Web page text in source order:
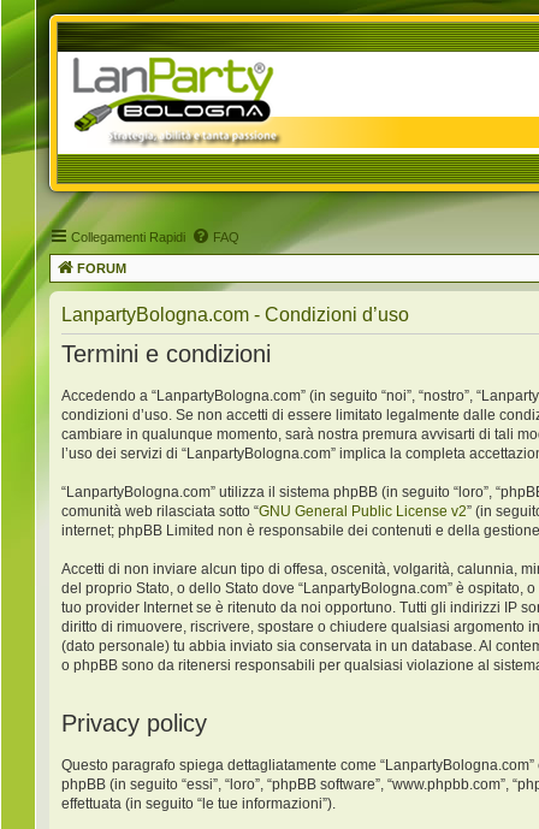
Collegamenti Rapidi FAQ
FORUM
LanpartyBologna.com - Condizioni d’uso
Termini e condizioni
Accedendo a “LanpartyBologna.com” (in seguito “noi”, “nostro”,
condizioni d’uso. Se non accetti di essere limitato legalmente dalle
cambiare in qualunque momento, sarà nostra premura avvisarti di tali
l’uso dei servizi di “LanpartyBologna.com” implica la completa
“LanpartyBologna.com” utilizza il sistema phpBB (in seguito “loro”,
comunità web rilasciata sotto “GNU General Public License v2” (in
internet; phpBB Limited non è responsabile dei contenuti e della
Accetti di non inviare alcun tipo di offesa, oscenità, volgarità, calunnia,
del proprio Stato, o dello Stato dove “LanpartyBologna.com” è
tuo provider Internet se è ritenuto da noi opportuno. Tutti gli indirizzi IP
diritto di rimuovere, riscrivere, spostare o chiudere qualsiasi argomento
(dato personale) tu abbia inviato sia conservata in un database. Al
o phpBB sono da ritenersi responsabili per qualsiasi violazione al
Privacy policy
Questo paragrafo spiega dettagliatamente come
phpBB (in seguito “essi”, “loro”, “phpBB software”, “www.phpbb.com”,
effettuata (in seguito “le tue informazioni”).